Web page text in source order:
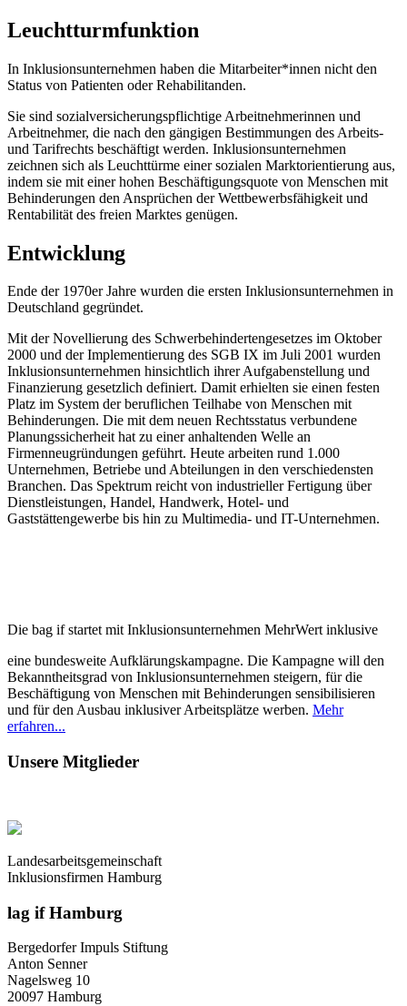
Leuchtturmfunktion
In Inklusionsunternehmen haben die Mitarbeiter*innen nicht den
Status von Patienten oder Rehabilitanden.
Sie sind sozialversicherungspflichtige Arbeitnehmerinnen und
Arbeitnehmer, die nach den gängigen Bestimmungen des Arbeits-
und Tarifrechts beschäftigt werden. Inklusionsunternehmen
zeichnen sich als Leuchttürme einer sozialen Marktorientierung aus,
indem sie mit einer hohen Beschäftigungsquote von Menschen mit
Behinderungen den Ansprüchen der Wettbewerbsfähigkeit und
Rentabilität des freien Marktes genügen.
Entwicklung
Ende der 1970er Jahre wurden die ersten Inklusionsunternehmen in
Deutschland gegründet.
Mit der Novellierung des Schwerbehindertengesetzes im Oktober
2000 und der Implementierung des SGB IX im Juli 2001 wurden
Inklusionsunternehmen hinsichtlich ihrer Aufgabenstellung und
Finanzierung gesetzlich definiert. Damit erhielten sie einen festen
Platz im System der beruflichen Teilhabe von Menschen mit
Behinderungen. Die mit dem neuen Rechtsstatus verbundene
Planungssicherheit hat zu einer anhaltenden Welle an
Firmenneugründungen geführt. Heute arbeiten rund 1.000
Unternehmen, Betriebe und Abteilungen in den verschiedensten
Branchen. Das Spektrum reicht von industrieller Fertigung über
Dienstleistungen, Handel, Handwerk, Hotel- und
Gaststättengewerbe bis hin zu Multimedia- und IT-Unternehmen.
Die bag if startet mit Inklusionsunternehmen MehrWert inklusive
eine bundesweite Aufklärungskampagne. Die Kampagne will den
Bekanntheitsgrad von Inklusionsunternehmen steigern, für die
Beschäftigung von Menschen mit Behinderungen sensibilisieren
und für den Ausbau inklusiver Arbeitsplätze werben. Mehr
erfahren...
Unsere Mitglieder
Landesarbeitsgemeinschaft
Inklusionsfirmen Hamburg
lag if Hamburg
Bergedorfer Impuls Stiftung
Anton Senner
Nagelsweg 10
20097 Hamburg